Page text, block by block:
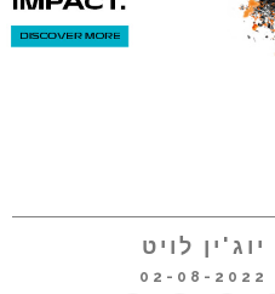
יוג'ין לויט
02-08-2022